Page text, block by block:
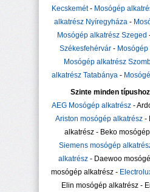
Kecskemét- Mosógép
alkatrész Nyíregyháza-
Mosógép alkatrész Szeged
Székesfehérvár -
Mosógép alkatrész
alkatrész Tatabánya-
Szinte minden
AEG Mosógép alkatrész-
Ariston mosógép alkatrész -
alkatrész - Beko
Siemens mosógép
alkatrész- Daewoo
mosógép alkatrész -
Elin mosógép alkatrész -